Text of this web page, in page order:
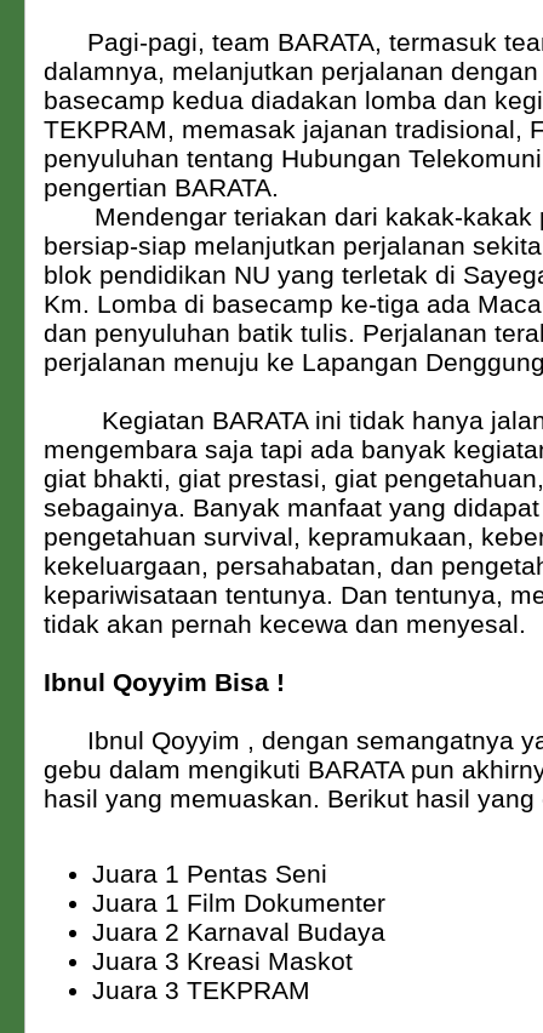
Pagi-pagi, team BARATA, termasuk
dalamnya, melanjutkan perjalanan
basecamp kedua diadakan lomba dan
TEKPRAM, memasak jajanan tradisional,
penyuluhan tentang Hubungan
pengertian BARATA.
Mendengar teriakan dari kakak-kakak
bersiap-siap melanjutkan perjalanan
blok pendidikan NU yang terletak di
Km. Lomba di basecamp ke-tiga ada
dan penyuluhan batik tulis. Perjalanan
perjalanan menuju ke Lapangan
Kegiatan BARATA ini tidak hanya
mengembara saja tapi ada banyak
giat bhakti, giat prestasi, giat
sebagainya. Banyak manfaat yang
pengetahuan survival, kepramukaan,
kekeluargaan, persahabatan, dan
kepariwisataan tentunya. Dan tentunya,
tidak akan pernah kecewa dan menyesal.
Ibnul Qoyyim Bisa !
Ibnul Qoyyim , dengan semangatnya
gebu dalam mengikuti BARATA pun
hasil yang memuaskan. Berikut hasil yang
Juara 1 Pentas Seni
Juara 1 Film Dokumenter
Juara 2 Karnaval Budaya
Juara 3 Kreasi Maskot
Juara 3 TEKPRAM